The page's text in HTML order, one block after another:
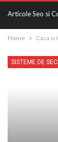
Articole Seo si
Home Casa si